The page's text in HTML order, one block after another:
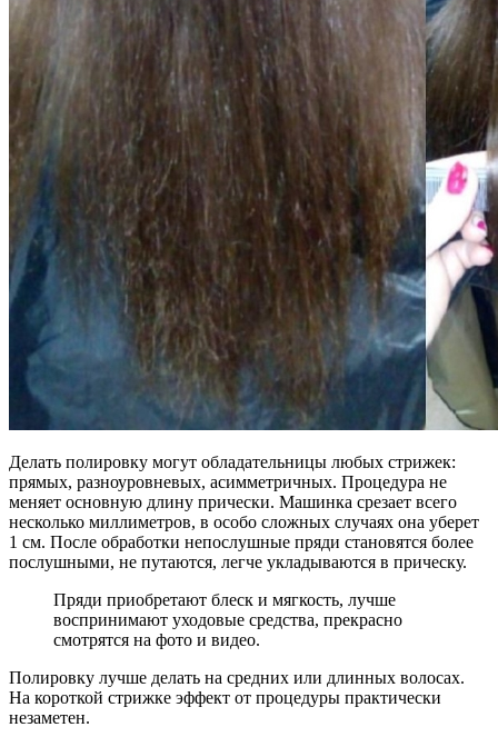
Делать полировку могут обладательницы любых стрижек:
прямых, разноуровневых, асимметричных. Процедура не
меняет основную длину прически. Машинка срезает всего
несколько миллиметров, в особо сложных случаях она уберет
1 см. После обработки непослушные пряди становятся более
послушными, не путаются, легче укладываются в прическу.
Пряди приобретают блеск и мягкость, лучше
воспринимают уходовые средства, прекрасно
смотрятся на фото и видео.
Полировку лучше делать на средних или длинных волосах.
На короткой стрижке эффект от процедуры практически
незаметен.